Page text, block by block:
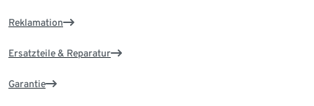
Reklamation
Ersatzteile & Reparatur
Garantie